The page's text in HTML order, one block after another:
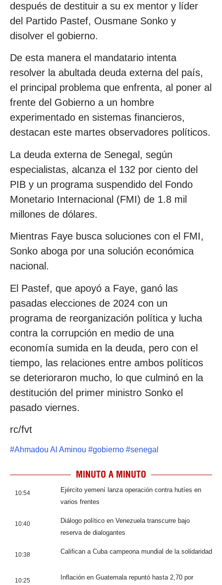
después de destituir a su ex mentor y líder
del Partido Pastef, Ousmane Sonko y
disolver el gobierno.
De esta manera el mandatario intenta
resolver la abultada deuda externa del país,
el principal problema que enfrenta, al poner al
frente del Gobierno a un hombre
experimentado en sistemas financieros,
destacan este martes observadores políticos.
La deuda externa de Senegal, según
especialistas, alcanza el 132 por ciento del
PIB y un programa suspendido del Fondo
Monetario Internacional (FMI) de 1.8 mil
millones de dólares.
Mientras Faye busca soluciones con el FMI,
Sonko aboga por una solución económica
nacional.
El Pastef, que apoyó a Faye, ganó las
pasadas elecciones de 2024 con un
programa de reorganización política y lucha
contra la corrupción en medio de una
economía sumida en la deuda, pero con el
tiempo, las relaciones entre ambos políticos
se deterioraron mucho, lo que culminó en la
destitución del primer ministro Sonko el
pasado viernes.
rc/fvt
#Ahmadou Al Aminou #gobierno #senegal
MINUTO A MINUTO
10:54
Ejército yemení lanza operación contra hutíes en
varios frentes
10:40
Diálogo político en Venezuela transcurre bajo
reserva de dialogantes
10:38 Califican a Cuba campeona mundial de la solidaridad
10:25
Inflación en Guatemala repuntó hasta 2,70 por